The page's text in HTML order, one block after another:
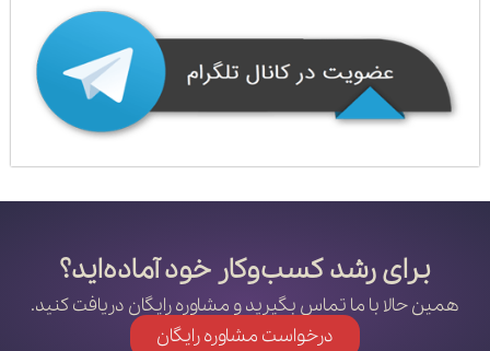
برای رشد کسب‌وکار خود آماده‌اید؟
همین حالا با ما تماس بگیرید و مشاوره رایگان دریافت کنید.
درخواست مشاوره رایگان